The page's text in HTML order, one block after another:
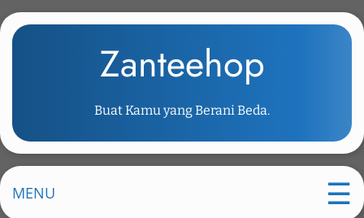
k
m
i
n
Zanteehop
Buat Kamu yang Berani Beda.
MENU